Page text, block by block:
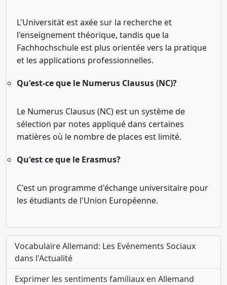
L'Universität est axée sur la recherche et
l'enseignement théorique, tandis que la
Fachhochschule est plus orientée vers la pratique
et les applications professionnelles.
Qu'est-ce que le Numerus Clausus (NC)?
Le Numerus Clausus (NC) est un système de
sélection par notes appliqué dans certaines
matières où le nombre de places est limité.
Qu'est ce que le Erasmus?
C'est un programme d'échange universitaire pour
les étudiants de l'Union Européenne.
Vocabulaire Allemand: Les Evénements Sociaux
dans l'Actualité
Exprimer les sentiments familiaux en Allemand